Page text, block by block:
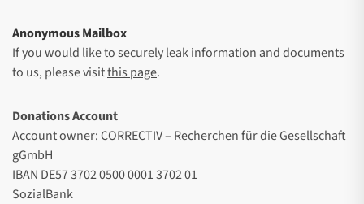
Anonymous Mailbox
If you would like to securely leak information and documents
to us, please visitthis page.
Donations Account
Account owner: CORRECTIV – Recherchen für die Gesellschaft
gGmbH
IBAN DE57 3702 0500 0001 3702 01
SozialBank